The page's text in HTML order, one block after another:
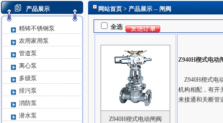
产品展示
精铸不锈钢泵
农用家用泵
管道泵
离心泵
多级泵
排污泵
消防泵
潜水泵
网站首页 > 产品展示 -- 闸阀
全选
Z940H楔式电动闸阀
Z940H楔式电动
Z940H楔式电
机构相配，有开
来接通和关断管